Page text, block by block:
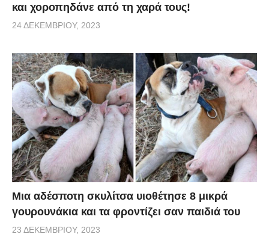
και χοροπηδάνε από τη χαρά τους!
24 ΔΕΚΕΜΒΡΊΟΥ, 2023
Μια αδέσποτη σκυλίτσα υιοθέτησε 8 μικρά
γουρουνάκια και τα φροντίζει σαν παιδιά του
23 ΔΕΚΕΜΒΡΊΟΥ, 2023